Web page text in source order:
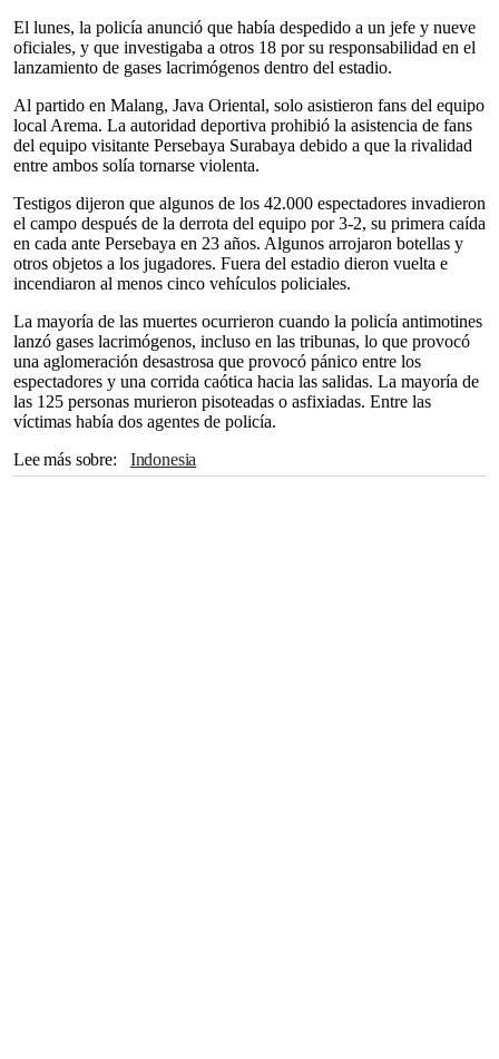
El lunes, la policía anunció que había despedido a un jefe y nueve
oficiales, y que investigaba a otros 18 por su responsabilidad en el
lanzamiento de gases lacrimógenos dentro del estadio.
Al partido en Malang, Java Oriental, solo asistieron fans del equipo
local Arema. La autoridad deportiva prohibió la asistencia de fans
del equipo visitante Persebaya Surabaya debido a que la rivalidad
entre ambos solía tornarse violenta.
Testigos dijeron que algunos de los 42.000 espectadores invadieron
el campo después de la derrota del equipo por 3-2, su primera caída
en cada ante Persebaya en 23 años. Algunos arrojaron botellas y
otros objetos a los jugadores. Fuera del estadio dieron vuelta e
incendiaron al menos cinco vehículos policiales.
La mayoría de las muertes ocurrieron cuando la policía antimotines
lanzó gases lacrimógenos, incluso en las tribunas, lo que provocó
una aglomeración desastrosa que provocó pánico entre los
espectadores y una corrida caótica hacia las salidas. La mayoría de
las 125 personas murieron pisoteadas o asfixiadas. Entre las
víctimas había dos agentes de policía.
Lee más sobre
Indonesia